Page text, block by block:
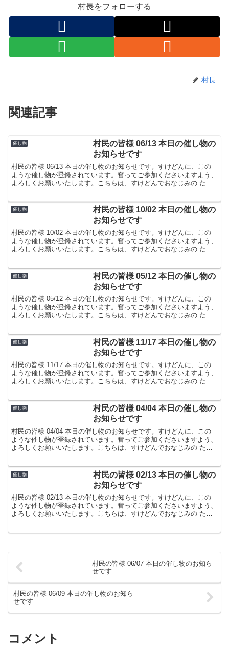
村長をフォローする
村長
関連記事
催し物
村民の皆様 06/13 本日の催し物の
お知らせです
村民の皆様 06/13 本日の催し物のお知らせです。すけどんに、この
ような催し物が登録されています。奮ってご参加くださいますよう、
よろしくお願いいたします。こちらは、すけどんでおなじみの たま
催し物
村民の皆様 10/02 本日の催し物の
お知らせです
村民の皆様 10/02 本日の催し物のお知らせです。すけどんに、この
ような催し物が登録されています。奮ってご参加くださいますよう、
よろしくお願いいたします。こちらは、すけどんでおなじみの たま
催し物
村民の皆様 05/12 本日の催し物の
お知らせです
村民の皆様 05/12 本日の催し物のお知らせです。すけどんに、この
ような催し物が登録されています。奮ってご参加くださいますよう、
よろしくお願いいたします。こちらは、すけどんでおなじみの たま
催し物
村民の皆様 11/17 本日の催し物の
お知らせです
村民の皆様 11/17 本日の催し物のお知らせです。すけどんに、この
ような催し物が登録されています。奮ってご参加くださいますよう、
よろしくお願いいたします。こちらは、すけどんでおなじみの たま
催し物
村民の皆様 04/04 本日の催し物の
お知らせです
村民の皆様 04/04 本日の催し物のお知らせです。すけどんに、この
ような催し物が登録されています。奮ってご参加くださいますよう、
よろしくお願いいたします。こちらは、すけどんでおなじみの たま
催し物
村民の皆様 02/13 本日の催し物の
お知らせです
村民の皆様 02/13 本日の催し物のお知らせです。すけどんに、この
ような催し物が登録されています。奮ってご参加くださいますよう、
よろしくお願いいたします。こちらは、すけどんでおなじみの たま
村民の皆様 06/07 本日の催し物のお知ら
せです
村民の皆様 06/09 本日の催し物のお知ら
せです
コメント